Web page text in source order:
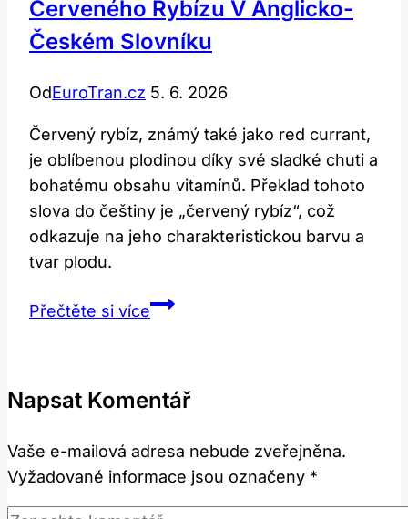
Červeného Rybízu V Anglicko-
Českém Slovníku
OdEuroTran.cz 5. 6. 2026
Červený rybíz, známý také jako red currant,
je oblíbenou plodinou díky své sladké chuti a
bohatému obsahu vitamínů. Překlad tohoto
slova do češtiny je „červený rybíz“, což
odkazuje na jeho charakteristickou barvu a
tvar plodu.
Přečtěte si víceRed
Význam
Rybízu
v
Anglicko-
Napsat Komentář
Vaše e-mailová adresa nebude zveřejněna.
Vyžadované informace jsou označeny *